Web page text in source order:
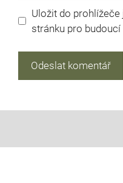
Uložit do
stránku pro